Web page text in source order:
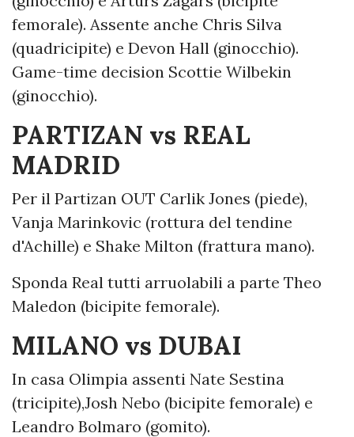
femorale). Assente anche Chris Silva
(quadricipite) e Devon Hall (ginocchio).
Game-time decision Scottie Wilbekin
(ginocchio).
PARTIZAN vs REAL
MADRID
Per il Partizan OUT Carlik Jones (piede),
Vanja Marinkovic (rottura del tendine
d'Achille) e Shake Milton (frattura mano).
Sponda Real tutti arruolabili a parte Theo
Maledon (bicipite femorale).
MILANO vs DUBAI
In casa Olimpia assenti Nate Sestina
(tricipite),Josh Nebo (bicipite femorale) e
Leandro Bolmaro (gomito).